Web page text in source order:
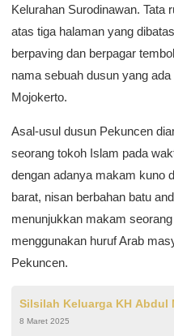
Kelurahan Surodinawan. Tata
atas tiga halaman yang
berpaving dan berpagar
nama sebuah dusun yang
Mojokerto.
Asal-usul dusun Pekuncen
seorang tokoh Islam pada
dengan adanya makam kuno
barat, nisan berbahan batu
menunjukkan makam
menggunakan huruf Arab
Pekuncen.
Silsilah Keluarga KH Abdul
8 Maret 2025